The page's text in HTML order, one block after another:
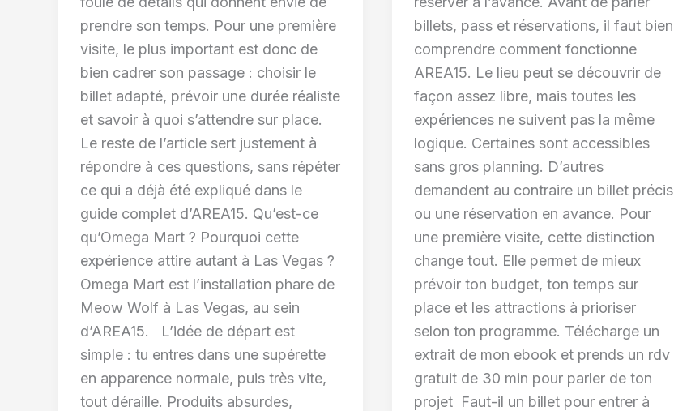
prendre son temps. Pour une première
visite, le plus important est donc de
bien cadrer son passage : choisir le
billet adapté, prévoir une durée réaliste
et savoir à quoi s’attendre sur place.
Le reste de l’article sert justement à
répondre à ces questions, sans répéter
ce qui a déjà été expliqué dans le
guide complet d’AREA15. Qu’est-ce
qu’Omega Mart ? Pourquoi cette
expérience attire autant à Las Vegas ?
Omega Mart est l’installation phare de
Meow Wolf à Las Vegas, au sein
d’AREA15. L’idée de départ est
simple : tu entres dans une supérette
en apparence normale, puis très vite,
tout déraille. Produits absurdes,
billets, pass et réservations, il faut bien
comprendre comment fonctionne
AREA15. Le lieu peut se découvrir de
façon assez libre, mais toutes les
expériences ne suivent pas la même
logique. Certaines sont accessibles
sans gros planning. D’autres
demandent au contraire un billet précis
ou une réservation en avance. Pour
une première visite, cette distinction
change tout. Elle permet de mieux
prévoir ton budget, ton temps sur
place et les attractions à prioriser
selon ton programme. Télécharge un
extrait de mon ebook et prends un rdv
gratuit de 30 min pour parler de ton
projet Faut-il un billet pour entrer à